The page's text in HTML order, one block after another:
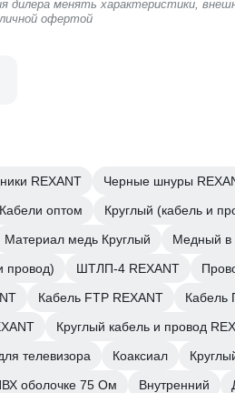
дилера менять характеристики,
офертой
REXANT Черные шнуры
Кабели оптом Круглый (кабель и
Материал медь Круглый Медный в
провод) ШТЛП-4 REXANT
Кабель FTP REXANT Кабель
Круглый кабель и провод
телевизора Коаксиал
оболочке 75 Ом Внутренний